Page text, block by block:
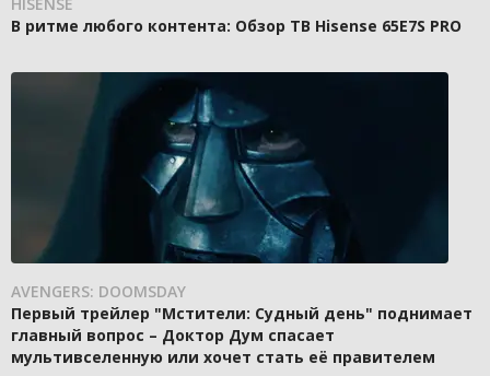
HISENSE
В ритме любого контента: Обзор ТВ Hisense 65E7S PRO
AVENGERS: DOOMSDAY
Первый трейлер "Мстители: Судный день" поднимает
главный вопрос – Доктор Дум спасает
мультивселенную или хочет стать её правителем